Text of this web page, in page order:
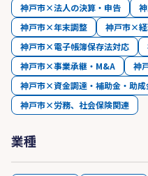
神戸市×法人の決算・申告
神戸市×年末調整
神戸市×
神戸市×電子帳簿保存法対応
神戸市×事業承継・M&A
神
神戸市×資金調達・補助金・助成
神戸市×労務、社会保険関連
業種